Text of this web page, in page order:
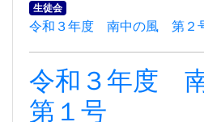
生徒会
令和３年度 南中の風 第２
令和３年度
第１号